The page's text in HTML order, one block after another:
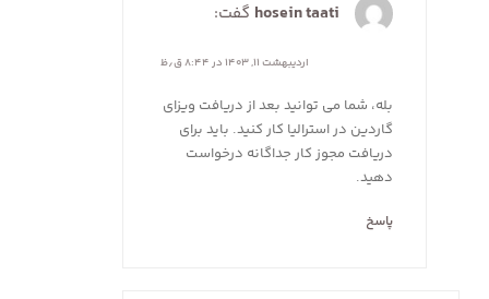
hosein taati گفت:
اردیبهشت ۱۱, ۱۴۰۳ در ۸:۴۴ ق٫ظ
بله، شما می توانید بعد از دریافت ویزای
گاردین در استرالیا کار کنید. باید برای
دریافت مجوز کار جداگانه درخواست
دهید.
پاسخ